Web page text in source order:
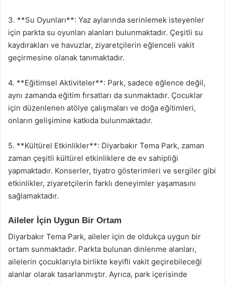
3. **Su Oyunları**: Yaz aylarında serinlemek isteyenler
için parkta su oyunları alanları bulunmaktadır. Çeşitli su
kaydırakları ve havuzlar, ziyaretçilerin eğlenceli vakit
geçirmesine olanak tanımaktadır.
4. **Eğitimsel Aktiviteler**: Park, sadece eğlence değil,
aynı zamanda eğitim fırsatları da sunmaktadır. Çocuklar
için düzenlenen atölye çalışmaları ve doğa eğitimleri,
onların gelişimine katkıda bulunmaktadır.
5. **Kültürel Etkinlikler**: Diyarbakır Tema Park, zaman
zaman çeşitli kültürel etkinliklere de ev sahipliği
yapmaktadır. Konserler, tiyatro gösterimleri ve sergiler gibi
etkinlikler, ziyaretçilerin farklı deneyimler yaşamasını
sağlamaktadır.
Aileler İçin Uygun Bir Ortam
Diyarbakır Tema Park, aileler için de oldukça uygun bir
ortam sunmaktadır. Parkta bulunan dinlenme alanları,
ailelerin çocuklarıyla birlikte keyifli vakit geçirebileceği
alanlar olarak tasarlanmıştır. Ayrıca, park içerisinde